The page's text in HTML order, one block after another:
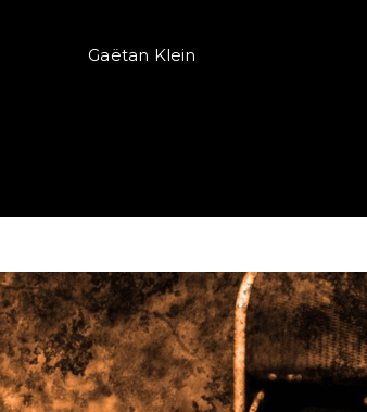
Gaëtan Klein